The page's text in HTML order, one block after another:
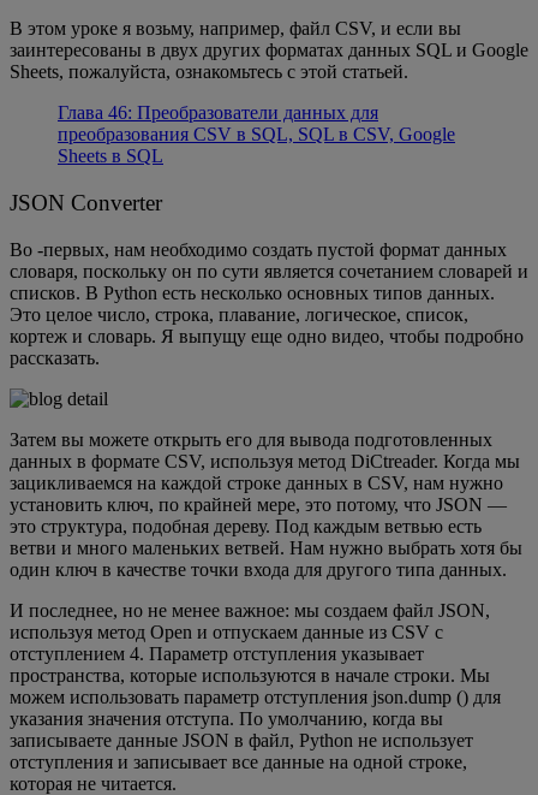
В этом уроке я возьму, например, файл CSV, и если вы
заинтересованы в двух других форматах данных SQL и Google
Sheets, пожалуйста, ознакомьтесь с этой статьей.
Глава 46: Преобразователи данных для
преобразования CSV в SQL, SQL в CSV, Google
Sheets в SQL
JSON Converter
Во -первых, нам необходимо создать пустой формат данных
словаря, поскольку он по сути является сочетанием словарей и
списков. В Python есть несколько основных типов данных.
Это целое число, строка, плавание, логическое, список,
кортеж и словарь. Я выпущу еще одно видео, чтобы подробно
рассказать.
Затем вы можете открыть его для вывода подготовленных
данных в формате CSV, используя метод DiCtreader. Когда мы
зацикливаемся на каждой строке данных в CSV, нам нужно
установить ключ, по крайней мере, это потому, что JSON —
это структура, подобная дереву. Под каждым ветвью есть
ветви и много маленьких ветвей. Нам нужно выбрать хотя бы
один ключ в качестве точки входа для другого типа данных.
И последнее, но не менее важное: мы создаем файл JSON,
используя метод Open и отпускаем данные из CSV с
отступлением 4. Параметр отступления указывает
пространства, которые используются в начале строки. Мы
можем использовать параметр отступления json.dump () для
указания значения отступа. По умолчанию, когда вы
записываете данные JSON в файл, Python не использует
отступления и записывает все данные на одной строке,
которая не читается.